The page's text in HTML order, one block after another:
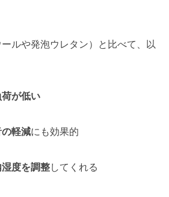
ルや発泡ウレタン）と比べて、以
が低い
軽減にも効果的
度を調整してくれる